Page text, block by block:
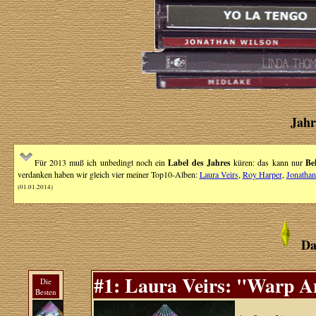
Für 2013 muß ich unbedingt noch einLabel des Jahresküren: das kann nur
verdanken haben wir gleich vier meiner Top10-Alben:Laura Veirs, Roy Harper,
(01.01.2014)
Die
Besten
#1: Laura Veirs: "Warp